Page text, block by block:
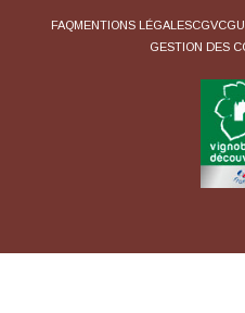
FAQMENTIONS LÉGALESCGVCGU
GESTION DES